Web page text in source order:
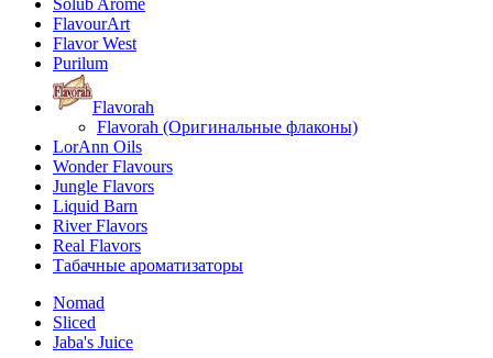
Solub Arome
FlavourArt
Flavor West
Purilum
Flavorah
Flavorah (Оригинальные флаконы)
LorAnn Oils
Wonder Flavours
Jungle Flavors
Liquid Barn
River Flavors
Real Flavors
Табачные ароматизаторы
Nomad
Sliced
Jaba's Juice